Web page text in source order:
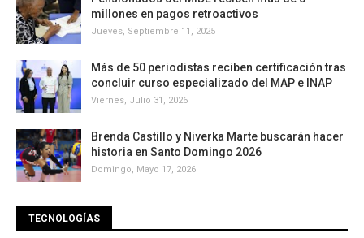
millones en pagos retroactivos
Jueves, Septiembre 11, 2025
Más de 50 periodistas reciben certificación tras
concluir curso especializado del MAP e INAP
Viernes, Julio 31, 2026
Brenda Castillo y Niverka Marte buscarán hacer
historia en Santo Domingo 2026
Domingo, Mayo 17, 2026
TECNOLOGÍAS